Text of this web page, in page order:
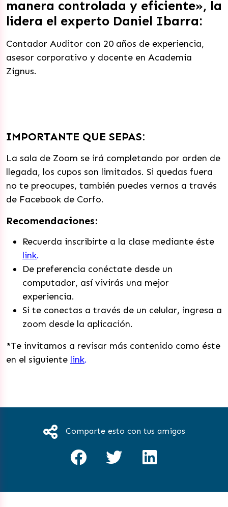
manera controlada y eficiente», la
lidera el experto Daniel Ibarra:
Contador Auditor con 20 años de experiencia,
asesor corporativo y docente en Academia
Zignus.
IMPORTANTE QUE SEPAS:
La sala de Zoom se irá completando por orden de
llegada, los cupos son limitados. Si quedas fuera
no te preocupes, también puedes vernos a través
de Facebook de Corfo.
Recomendaciones:
Recuerda inscribirte a la clase mediante éste
link.
De preferencia conéctate desde un
computador, así vivirás una mejor
experiencia.
Si te conectas a través de un celular, ingresa a
zoom desde la aplicación.
*Te invitamos a revisar más contenido como éste
en el siguiente link.
Comparte esto con tus amigos